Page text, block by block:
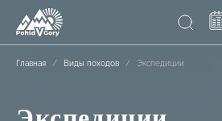
Главная / Виды походов / Экспедиции